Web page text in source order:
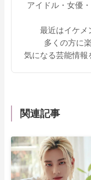
アイドル・女優
最近はイケメ
多くの方に
気になる芸能情報
関連記事